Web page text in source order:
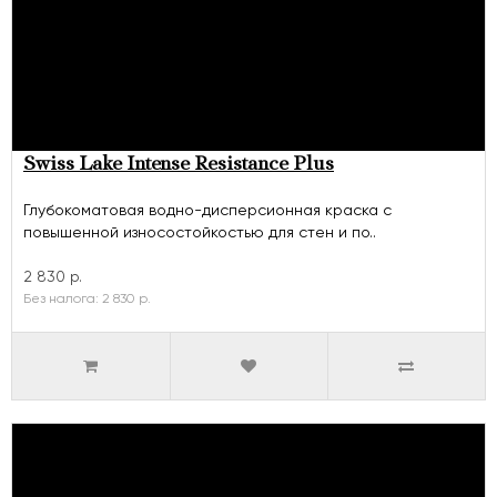
Swiss Lake Intense Resistance Plus
Глубокоматовая водно-дисперсионная краска с
повышенной износостойкостью для стен и по..
2 830 р.
Без налога: 2 830 р.